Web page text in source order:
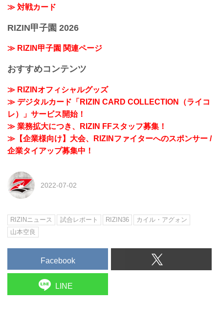
≫ 対戦カード
RIZIN甲子園 2026
≫ RIZIN甲子園 関連ページ
おすすめコンテンツ
≫ RIZINオフィシャルグッズ
≫ デジタルカード「RIZIN CARD COLLECTION（ライコ
レ）」サービス開始！
≫ 業務拡大につき、RIZIN FFスタッフ募集！
≫【企業様向け】大会、RIZINファイターへのスポンサー /
企業タイアップ募集中！
2022-07-02
RIZINニュース 試合レポート RIZIN36
カイル・アグォン
山本空良
Facebook
LINE